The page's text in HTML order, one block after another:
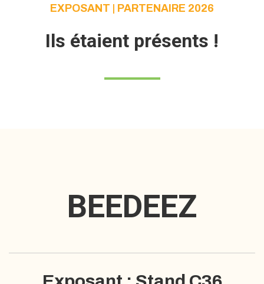
EXPOSANT | PARTENAIRE 2026
Ils étaient présents !
BEEDEEZ